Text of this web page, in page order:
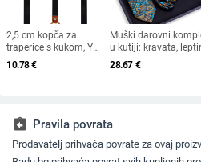
2,5 cm kopča za
traperice s kukom, Y
kopča za tregere, 4
kopče, za odrasle,
10.78€
Muški darovni
u kutiji: kravata,
mašna, džepna
marama, manžetne
uzorak, poklon kutija
28.67 €
assignment_return Pravila povrata
Prodavatelj prihvaća povrate za ovaj